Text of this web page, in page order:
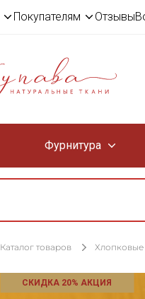
Покупателям Отзывы
Фурнитура
Каталог товаров Хлопковые
СКИДКА 20% АКЦИЯ